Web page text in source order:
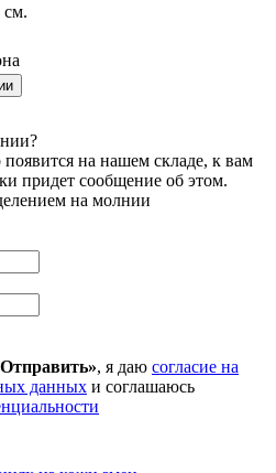
появится на нашем складе, к вам
придет сообщение об этом.
на молнии
, я даю согласие на
данных и соглашаюсь